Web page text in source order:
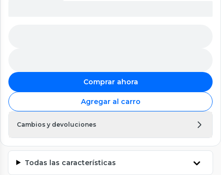
Comprar ahora
Agregar al carro
Cambios y devoluciones
Todas las características